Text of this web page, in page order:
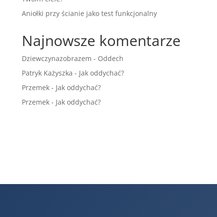
Aniołki przy ścianie jako test funkcjonalny
Najnowsze komentarze
Dziewczynazobrazem - Oddech
Patryk Każyszka - Jak oddychać?
Przemek- Jak oddychać?
Przemek- Jak oddychać?